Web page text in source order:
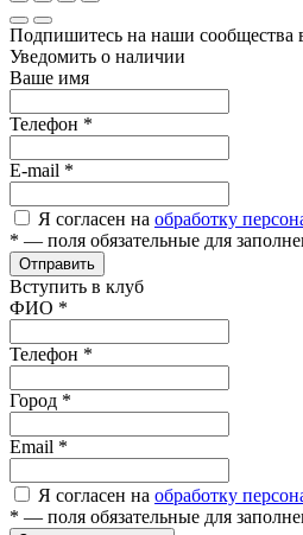
Подпишитесь на наши сообщества
Уведомить о наличии
Ваше имя
Телефон *
E-mail *
Я согласен на обработку
* — поля обязательные для
Отправить
Вступить в клуб
ФИО *
Телефон *
Город *
Email *
Я согласен на обработку
* — поля обязательные для